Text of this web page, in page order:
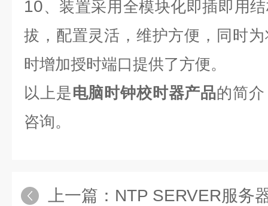
10、装置采用全模块化即插即用
拔，配置灵活，维护方便，同时
时增加授时端口提供了方便。
以上是电脑时钟校时器产品的简
咨询。
上一篇： NTP SERVER服务